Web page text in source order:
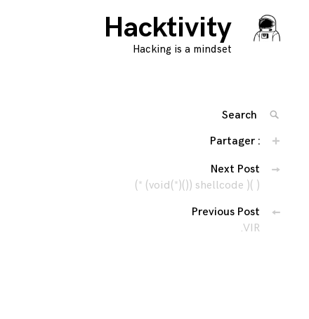
Hacktivity
Hacking is a mindset
Partager :
Navigation
Next Post
(* (void(*)()) shellcode )( )
Previous Post
.VIR